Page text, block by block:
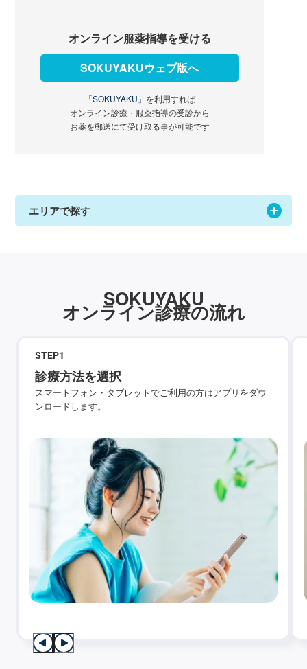
オンライン服薬指導を受ける
SOKUYAKUウェブ版へ
「SOKUYAKU」 を利用すれば
オンライン診療・服薬指導の受診から
お薬を郵送にて受け取る事が可能です
エリアで探す
SOKUYAKU
オンライン診療の流れ
STEP1
診療方法を選択
スマートフォン・タブレットでご利用の方はアプリをダウ
ンロードします。